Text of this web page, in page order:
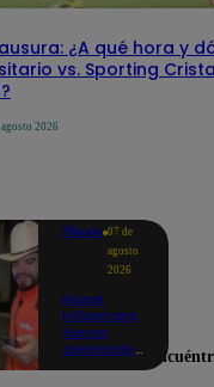
¿A qué hora y
vs. Sporting
2026
Mundo 07 de
agosto
2026
Nueve
influencers
fueron
asesinados